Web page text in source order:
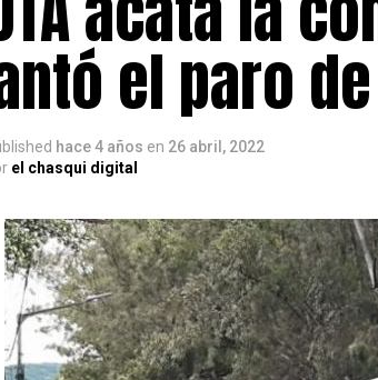
el paro
hace 4 años en 26 abril, 2022
el chasqui digital